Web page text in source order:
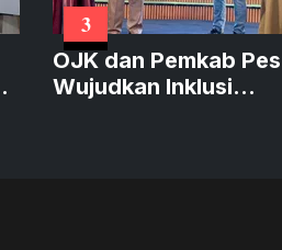
3
OJK dan Pemkab
Wujudkan Inklusi